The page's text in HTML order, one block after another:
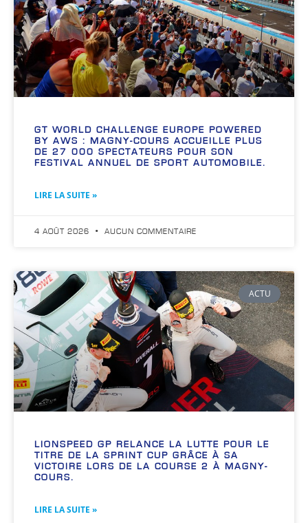
GT WORLD CHALLENGE EUROPE POWERED
BY AWS : MAGNY-COURS ACCUEILLE PLUS
DE 27 000 SPECTATEURS POUR SON
FESTIVAL ANNUEL DE SPORT AUTOMOBILE.
LIRE LA SUITE »
4 AOÛT 2026 AUCUN COMMENTAIRE
ACTU
LIONSPEED GP RELANCE LA LUTTE POUR LE
TITRE DE LA SPRINT CUP GRÂCE À SA
VICTOIRE LORS DE LA COURSE 2 À MAGNY-
COURS.
LIRE LA SUITE »